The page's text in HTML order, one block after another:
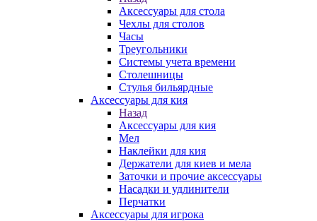
Аксессуары для стола
Чехлы для столов
Часы
Треугольники
Системы учета времени
Столешницы
Стулья бильярдные
Аксессуары для кия
Назад
Аксессуары для кия
Мел
Наклейки для кия
Держатели для киев и мела
Заточки и прочие аксессуары
Насадки и удлинители
Перчатки
Аксессуары для игрока